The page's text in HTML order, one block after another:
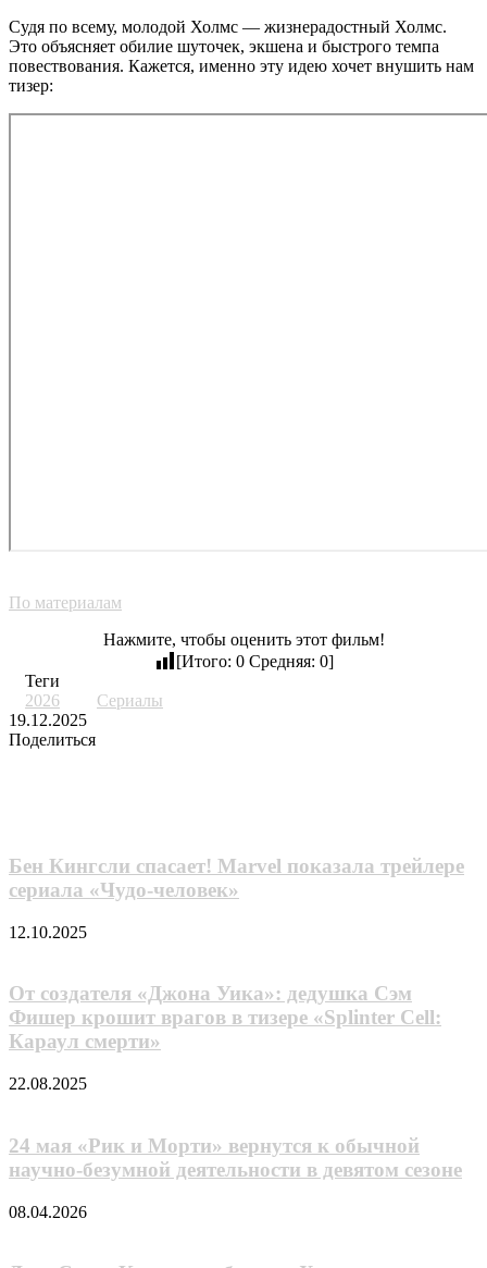
Судя по всему, молодой Холмс — жизнерадостный Холмс.
Это объясняет обилие шуточек, экшена и быстрого темпа
повествования. Кажется, именно эту идею хочет внушить нам
тизер:
По материалам
Нажмите, чтобы оценить этот фильм!
[Итого: 0Средняя: 0]
Теги
2026
Сериалы
19.12.2025
Поделиться
Бен Кингсли спасает! Marvel показала трейлере
сериала «Чудо-человек»
12.10.2025
От создателя «Джона Уика»: дедушка Сэм
Фишер крошит врагов в тизере «Splinter Cell:
Караул смерти»
22.08.2025
24 мая «Рик и Морти» вернутся к обычной
научно-безумной деятельности в девятом сезоне
08.04.2026